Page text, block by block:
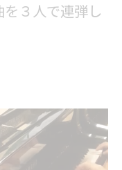
３人で連弾し